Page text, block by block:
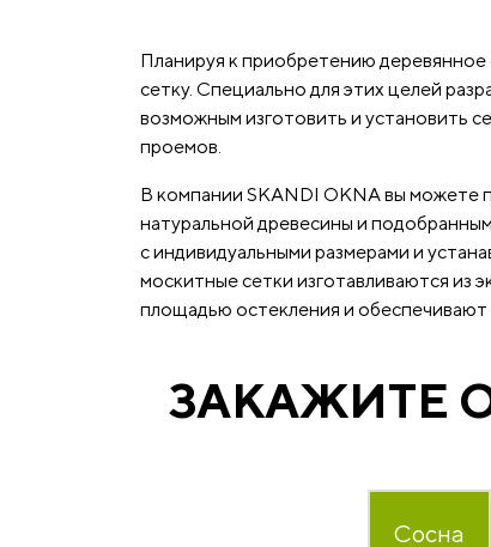
Планируя к приобретению
сетку. Специально для этих целей
возможным изготовить и установить
проемов.
В компании SKANDI OKNA вы можете
натуральной древесины и
с индивидуальными размерами и
москитные сетки изготавливаются из
площадью остекления и обеспечивают
ЗАКАЖИТЕ
Сосна